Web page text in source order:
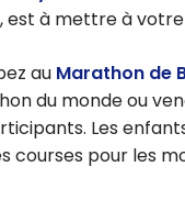
est à mettre à
au Marathon de
du monde ou
Les
courses pour les